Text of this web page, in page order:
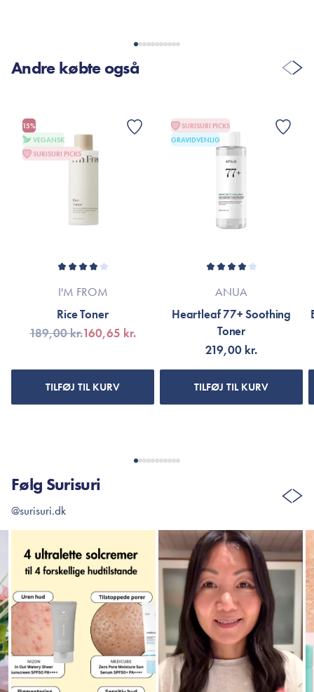
Andre købte også
15%
VEGANSK
SURISURI PICKS
I'M FROM
Rice Toner
189,00 kr.160,65 kr.
TILFØJ TIL KURV
SURISURI PICKS
GRAVIDVENLIG
ANUA
Heartleaf 77+ Soothing
Toner
219,00 kr.
TILFØJ TIL KURV
Følg Surisuri
@surisuri.dk